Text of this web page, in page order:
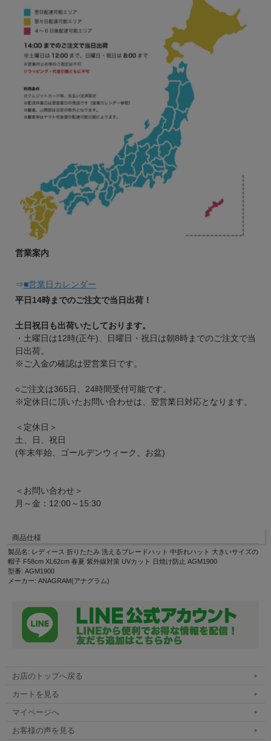
営業案内
⇒■営業日カレンダー
平日14時までのご注文で当日出荷！
土日祝日も出荷いたしております。
・土曜日は12時(正午)、日曜日・祝日は朝8時までのご注文で当
日出荷。
※ご入金の確認は翌営業日です。
○ご注文は365日、24時間受付可能です。
※定休日に頂いたお問い合わせは、翌営業日対応となります。
＜定休日＞
土、日、祝日
(年末年始、ゴールデンウィーク、お盆)
＜お問い合わせ＞
月～金：12:00～15:30
商品仕様
製品名: レディース 折りたたみ 洗えるブレードハット 中折れハット 大きいサイズの
帽子 F58cm XL62cm 春夏 紫外線対策 UVカット 日焼け防止 AGM1900
型番: AGM1900
メーカー: ANAGRAM(アナグラム)
お店のトップへ戻る
カートを見る
マイページへ
お客様の声を見る